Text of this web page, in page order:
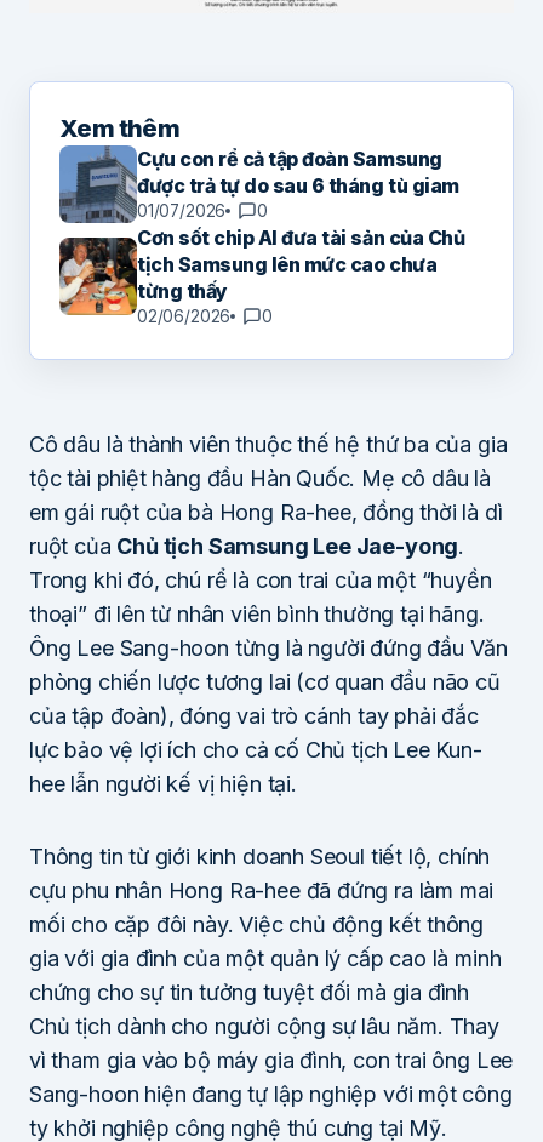
Xem thêm
Cựu con rể cả tập đoàn Samsung
được trả tự do sau 6 tháng tù giam
01/07/2026 0
Cơn sốt chip AI đưa tài sản của Chủ
tịch Samsung lên mức cao chưa
từng thấy
02/06/2026 0
Cô dâu là thành viên thuộc thế hệ thứ ba của gia
tộc tài phiệt hàng đầu Hàn Quốc. Mẹ cô dâu là
em gái ruột của bà Hong Ra-hee, đồng thời là dì
ruột của Chủ tịch Samsung Lee Jae-yong.
Trong khi đó, chú rể là con trai của một “huyền
thoại” đi lên từ nhân viên bình thường tại hãng.
Ông Lee Sang-hoon từng là người đứng đầu Văn
phòng chiến lược tương lai (cơ quan đầu não cũ
của tập đoàn), đóng vai trò cánh tay phải đắc
lực bảo vệ lợi ích cho cả cố Chủ tịch Lee Kun-
hee lẫn người kế vị hiện tại.
Thông tin từ giới kinh doanh Seoul tiết lộ, chính
cựu phu nhân Hong Ra-hee đã đứng ra làm mai
mối cho cặp đôi này. Việc chủ động kết thông
gia với gia đình của một quản lý cấp cao là minh
chứng cho sự tin tưởng tuyệt đối mà gia đình
Chủ tịch dành cho người cộng sự lâu năm. Thay
vì tham gia vào bộ máy gia đình, con trai ông Lee
Sang-hoon hiện đang tự lập nghiệp với một công
ty khởi nghiệp công nghệ thú cưng tại Mỹ.